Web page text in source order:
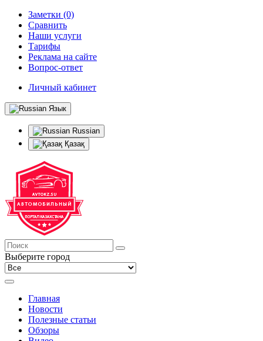
Заметки (0)
Сравнить
Наши услуги
Тарифы
Реклама на сайте
Вопрос-ответ
Личный кабинет
Язык
Russian
Қазақ
Выберите город
Главная
Новости
Полезные статьи
Обзоры